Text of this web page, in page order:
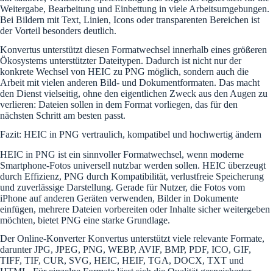
Weitergabe, Bearbeitung und Einbettung in viele Arbeitsumgebungen.
Bei Bildern mit Text, Linien, Icons oder transparenten Bereichen ist
der Vorteil besonders deutlich.
Konvertus unterstützt diesen Formatwechsel innerhalb eines größeren
Ökosystems unterstützter Dateitypen. Dadurch ist nicht nur der
konkrete Wechsel von HEIC zu PNG möglich, sondern auch die
Arbeit mit vielen anderen Bild- und Dokumentformaten. Das macht
den Dienst vielseitig, ohne den eigentlichen Zweck aus den Augen zu
verlieren: Dateien sollen in dem Format vorliegen, das für den
nächsten Schritt am besten passt.
Fazit: HEIC in PNG vertraulich, kompatibel und hochwertig ändern
HEIC in PNG ist ein sinnvoller Formatwechsel, wenn moderne
Smartphone-Fotos universell nutzbar werden sollen. HEIC überzeugt
durch Effizienz, PNG durch Kompatibilität, verlustfreie Speicherung
und zuverlässige Darstellung. Gerade für Nutzer, die Fotos vom
iPhone auf anderen Geräten verwenden, Bilder in Dokumente
einfügen, mehrere Dateien vorbereiten oder Inhalte sicher weitergeben
möchten, bietet PNG eine starke Grundlage.
Der Online-Konverter Konvertus unterstützt viele relevante Formate,
darunter JPG, JPEG, PNG, WEBP, AVIF, BMP, PDF, ICO, GIF,
TIFF, TIF, CUR, SVG, HEIC, HEIF, TGA, DOCX, TXT und